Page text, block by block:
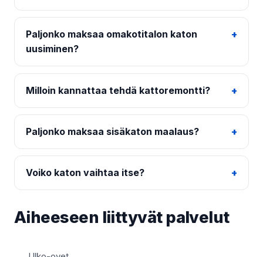
Paljonko maksaa omakotitalon katon
uusiminen?
Milloin kannattaa tehdä kattoremontti?
Paljonko maksaa sisäkaton maalaus?
Voiko katon vaihtaa itse?
Aiheeseen liittyvät palvelut